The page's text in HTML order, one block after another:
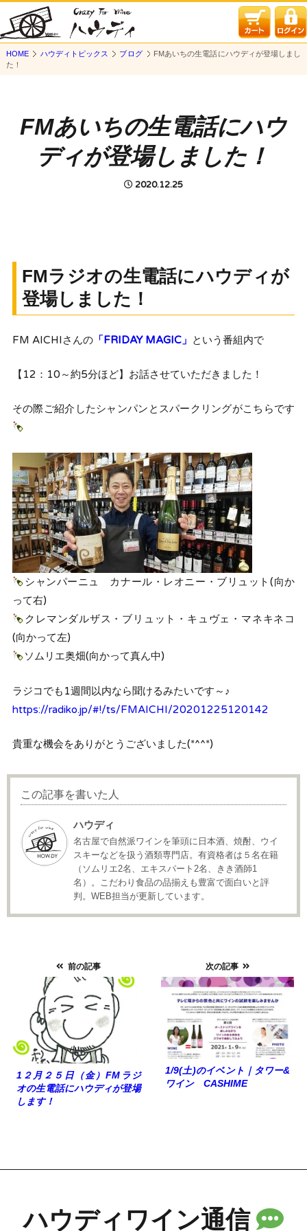
HOME ハウディトピックス ブログ
FMあいちの生電話にハウディが登場しまし
た！
FMあいちの生電話にハウ
ディが登場しました！
2020.12.25
FMラジオの生電話にハウディが
登場しました！
FM AICHIさんの「FRIDAY MAGIC」 という番組内で
【12：10～約5分ほど】 お話させていただきました！
その際ご紹介したシャンパンとスパークリングがこちらです
シャンパーニュ カナール・レオニー・ブリュット(向か
って右)
クレマンダルザス・ブリュット・キュヴェ・マネキネコ
(向かって左)
ソムリエ奥畑(向かって真ん中)
ラジコでも1週間以内なら聞けるみたいです～♪
https://radiko.jp/#!/ts/FMAICHI/20201225120142
貴重な機会をありがとうございました(*^^*)
この記事を書いた人
ハウディ
名古屋で自然派ワインを筆頭に日本酒、焼酎、ウイ
スキーなどを扱う酒類専門店。有資格者は５名在籍
（ソムリエ2名、エキスパート2名、きき酒師1
名）。こだわり食品の品揃えも豊富で面白いと評
判。WEB担当が更新しています。
前の記事
1２月２５日（金）FMラジ
オの生電話にハウディが登場
します！
次の記事
1/9(土)のイベント｜タワー&
ワイン CASHIME
ハウディワイン通信